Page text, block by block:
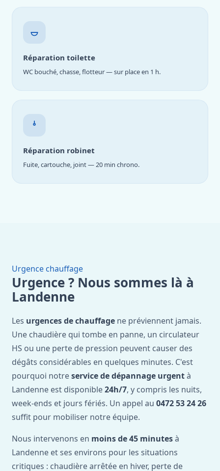
Réparation toilette
WC bouché, chasse, flotteur — sur place en 1 h.
Réparation robinet
Fuite, cartouche, joint — 20 min chrono.
Urgence chauffage
Urgence ? Nous sommes là à
Landenne
Les urgences de chauffage ne préviennent jamais.
Une chaudière qui tombe en panne, un circulateur
HS ou une perte de pression peuvent causer des
dégâts considérables en quelques minutes. C'est
pourquoi notreservice de dépannage urgentà
Landenne est disponible24h/7, y compris les nuits,
week-ends et jours fériés. Un appel au 0472 53 24 26
suffit pour mobiliser notre équipe.
Nous intervenons en moins de 45 minutesà
Landenne et ses environs pour les situations
critiques : chaudière arrêtée en hiver, perte de